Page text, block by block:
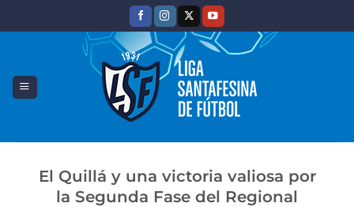
El Quillá y una victoria valiosa por
la Segunda Fase del Regional